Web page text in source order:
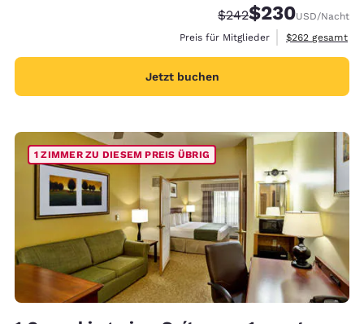
Durchgestrichener
$242Vergünstigter
$230USD/Nacht
Preis für Mitglieder
Geschätzte
$262 gesamt
Jetzt buchen
1 ZIMMER ZU DIESEM PREIS ÜBRIG